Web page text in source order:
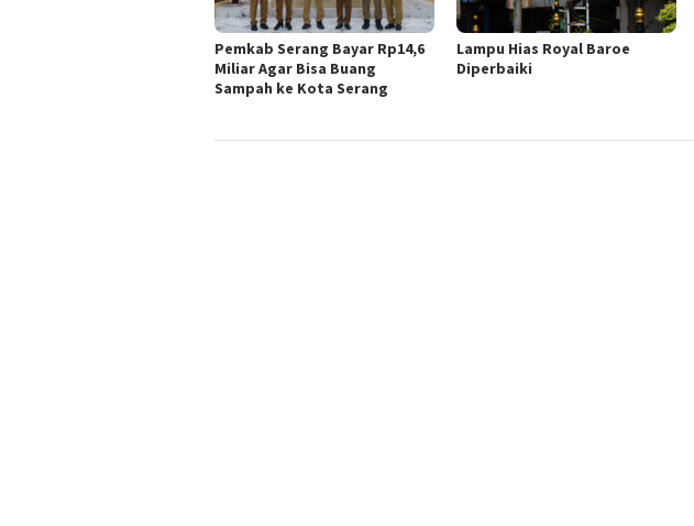
Pemkab Serang Bayar Rp14,6
Miliar Agar Bisa Buang
Sampah ke Kota Serang
Lampu Hias Royal Baroe
Diperbaiki